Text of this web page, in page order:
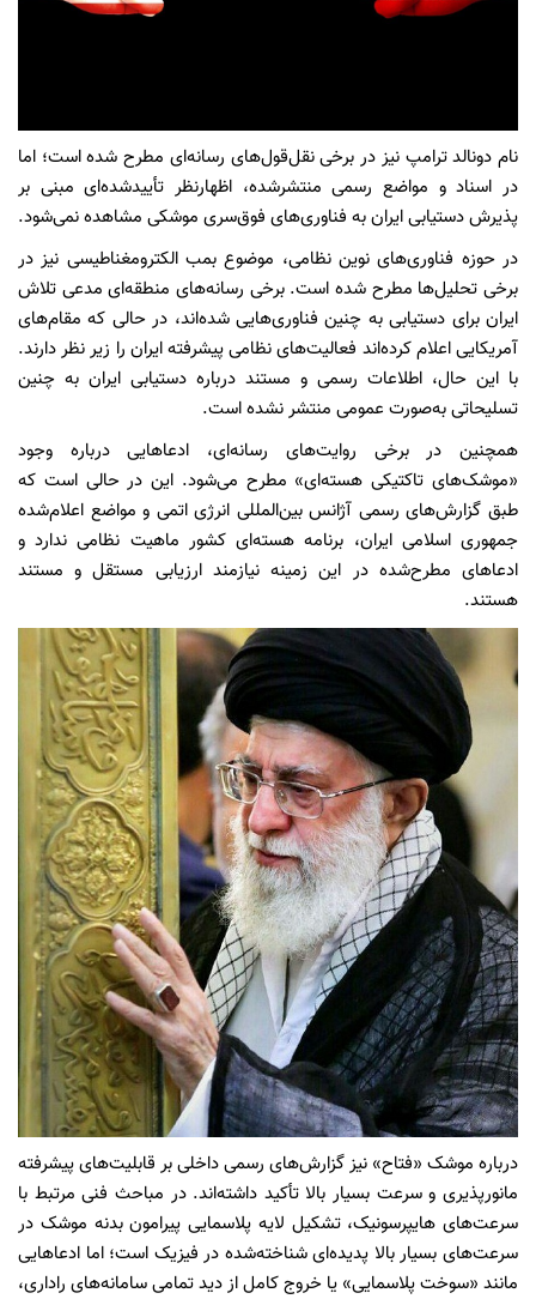
نام دونالد ترامپ نیز در برخی نقل‌قول‌های رسانه‌ای مطرح شده است؛ اما
در اسناد و مواضع رسمی منتشرشده، اظهارنظر تأییدشده‌ای مبنی بر
پذیرش دستیابی ایران به فناوری‌های فوق‌سری موشکی مشاهده نمی‌شود.
در حوزه فناوری‌های نوین نظامی، موضوع بمب الکترومغناطیسی نیز در
برخی تحلیل‌ها مطرح شده است. برخی رسانه‌های منطقه‌ای مدعی تلاش
ایران برای دستیابی به چنین فناوری‌هایی شده‌اند، در حالی که مقام‌های
آمریکایی اعلام کرده‌اند فعالیت‌های نظامی پیشرفته ایران را زیر نظر دارند.
با این حال، اطلاعات رسمی و مستند درباره دستیابی ایران به چنین
تسلیحاتی به‌صورت عمومی منتشر نشده است.
همچنین در برخی روایت‌های رسانه‌ای، ادعاهایی درباره وجود
«موشک‌های تاکتیکی هسته‌ای» مطرح می‌شود. این در حالی است که
طبق گزارش‌های رسمی آژانس بین‌المللی انرژی اتمی و مواضع اعلام‌شده
جمهوری اسلامی ایران، برنامه هسته‌ای کشور ماهیت نظامی ندارد و
ادعاهای مطرح‌شده در این زمینه نیازمند ارزیابی مستقل و مستند
هستند.
درباره موشک «فتاح» نیز گزارش‌های رسمی داخلی بر قابلیت‌های پیشرفته
مانورپذیری و سرعت بسیار بالا تأکید داشته‌اند. در مباحث فنی مرتبط با
سرعت‌های هایپرسونیک، تشکیل لایه پلاسمایی پیرامون بدنه موشک در
سرعت‌های بسیار بالا پدیده‌ای شناخته‌شده در فیزیک است؛ اما ادعاهایی
مانند «سوخت پلاسمایی» یا خروج کامل از دید تمامی سامانه‌های راداری،